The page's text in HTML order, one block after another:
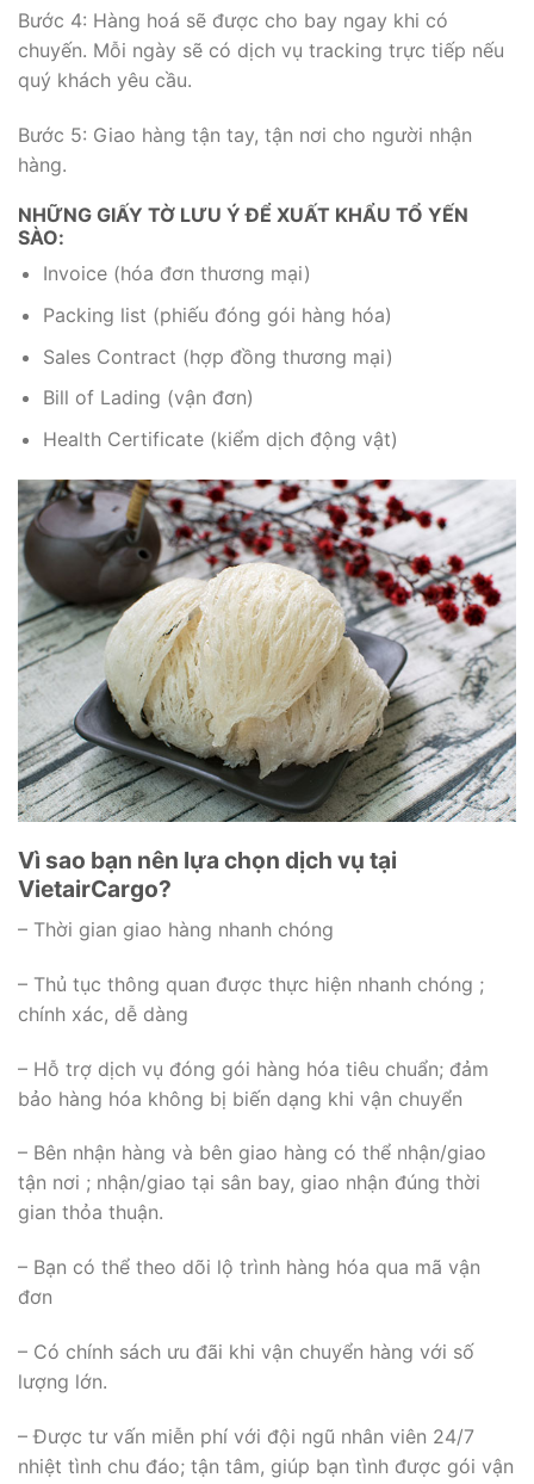
Bước 4: Hàng hoá sẽ được cho bay ngay khi có
chuyến. Mỗi ngày sẽ có dịch vụ tracking trực tiếp nếu
quý khách yêu cầu.
Bước 5: Giao hàng tận tay, tận nơi cho người nhận
hàng.
NHỮNG GIẤY TỜ LƯU Ý ĐỂ XUẤT KHẨU TỔ YẾN
SÀO:
Invoice (hóa đơn thương mại)
Packing list (phiếu đóng gói hàng hóa)
Sales Contract (hợp đồng thương mại)
Bill of Lading (vận đơn)
Health Certificate (kiểm dịch động vật)
Vì sao bạn nên lựa chọn dịch vụ tại
VietairCargo?
– Thời gian giao hàng nhanh chóng
– Thủ tục thông quan được thực hiện nhanh chóng ;
chính xác, dễ dàng
– Hỗ trợ dịch vụ đóng gói hàng hóa tiêu chuẩn; đảm
bảo hàng hóa không bị biến dạng khi vận chuyển
– Bên nhận hàng và bên giao hàng có thể nhận/giao
tận nơi ; nhận/giao tại sân bay, giao nhận đúng thời
gian thỏa thuận.
– Bạn có thể theo dõi lộ trình hàng hóa qua mã vận
đơn
– Có chính sách ưu đãi khi vận chuyển hàng với số
lượng lớn.
– Được tư vấn miễn phí với đội ngũ nhân viên 24/7
nhiệt tình chu đáo; tận tâm, giúp bạn tình được gói vận